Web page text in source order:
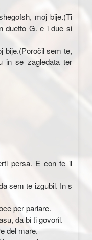
moj bije.(Ti
duetto G. e i due si
bije.(Poročil sem te,
in se zagledata ter
persa. E con te il
te izgubil. In s
per parlare.
da bi ti govoril.
del mare.